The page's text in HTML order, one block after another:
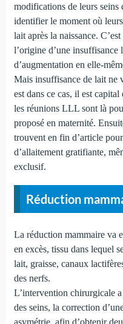
modifications de leurs seins
identifier le moment où
lait après la naissance.
l’origine d’une insuffisance
d’augmentation en elle-
Mais insuffisance de lait ne
est dans ce cas, il est capital
les réunions LLL sont là
proposé en maternité.
trouvent en fin d’article
d’allaitement gratifiante,
exclusif.
Réduction
La réduction mammaire va
en excès, tissu dans lequel
lait, graisse, canaux
des nerfs.
L’intervention chirurgicale
des seins, la correction
asymétrie, afin d’obtenir